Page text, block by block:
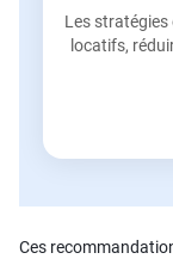
Les stratégies
locatifs,
Ces